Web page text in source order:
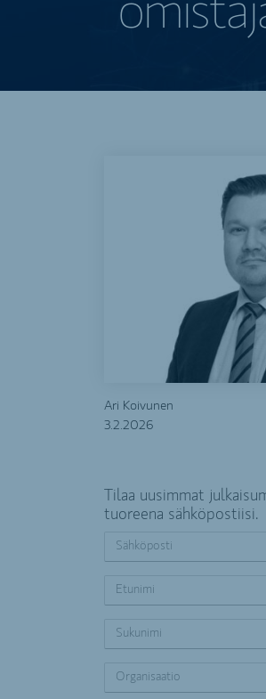
Ari Koivunen
3.2.2026
Tilaa uusimmat
tuoreena sähköpostiisi.